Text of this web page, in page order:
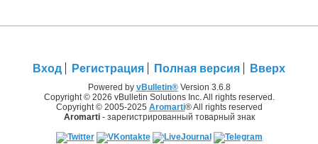
Вход Регистрация Полная версия Вверх
Powered by vBulletin®Version 3.6.8
Copyright © 2026 vBulletin Solutions Inc. All rights reserved.
Copyright © 2005-2025 Aromarti® All rights reserved
Aromarti- зарегистрированный товарный знак